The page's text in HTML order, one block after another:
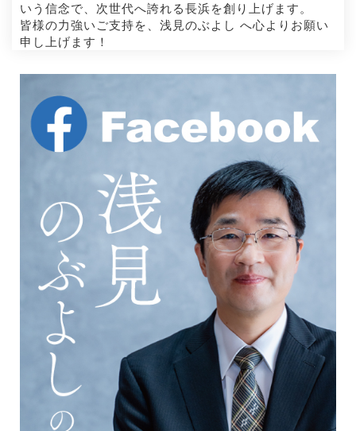
いう信念で、次世代へ誇れる長浜を創り上げます。
皆様の力強いご支持を、浅見のぶよし へ心よりお願い
申し上げます！